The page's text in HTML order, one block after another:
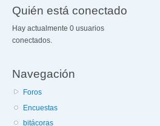
Quién está conectado
Hay actualmente 0 usuarios
conectados.
Navegación
Foros
Encuestas
bitácoras